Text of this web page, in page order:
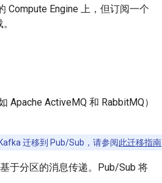
Compute Engine 上，但订阅一个
Apache ActiveMQ 和 RabbitMQ）
迁移到 Pub/Sub，请参阅此迁移指南
基于分区的消息传递。Pub/Sub 将